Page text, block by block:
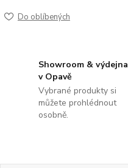
Do oblíbených
Showroom & výdejna
v Opavě
Vybrané produkty si
můžete prohlédnout
osobně.